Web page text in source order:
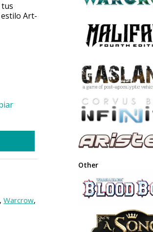
tus
Art-
,Warcrow,
Other